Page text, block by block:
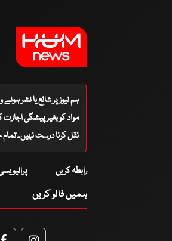
ہم نیوز پر شائع یا نشر
مواد کو بغیر پیشگی
نقل کرنا درست نہیں۔ تمام
رابطہ کریں
ہمیں فالو کریں